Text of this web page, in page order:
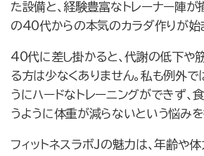
た設備と、経験豊富なトレーナー陣が
の40代からの本気のカラダ作りが始
40代に差し掛かると、代謝の低下や
る方は少なくありません。私も例外で
うにハードなトレーニングができず、
うように体重が減らないという悩みを
フィットネスラボJの魅力は、年齢や